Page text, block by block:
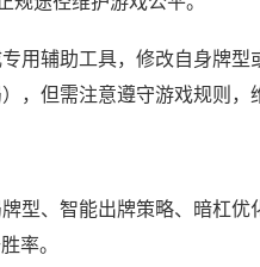
用辅助工具，修改自身牌型
，但需注意遵守游戏规则，
型、智能出牌策略、暗杠
率。